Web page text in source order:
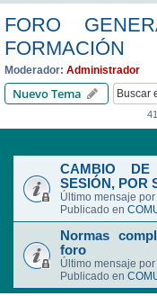
FORO
FORMACIÓN
Moderador: Administrador
Nuevo Tema
CAMBIO
SESIÓN, POR
Último mensaje por
Publicado en
Normas
foro
Último mensaje por
Publicado en